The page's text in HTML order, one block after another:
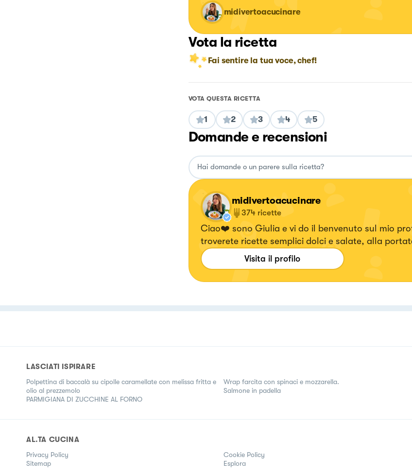
midivertoacucinare
Vota la ricetta
Fai sentire la tua voce, chef!
VOTA QUESTA RICETTA
1 2 3 4 5
Domande e recensioni
midivertoacucinare
374 ricette
Ciao❤️ sono Giulia e vi do il benvenuto sul mio
troverete ricette semplici dolci e salate, alla
Visita il profilo
LASCIATI ISPIRARE
Polpettina di baccalà su cipolle caramellate con melissa fritta e
olio al prezzemolo
PARMIGIANA DI ZUCCHINE AL FORNO
Wrap farcita con spinaci e mozzarella.
Salmone in padella
AL.TA CUCINA
Privacy Policy Cookie Policy
Sitemap
Esplora